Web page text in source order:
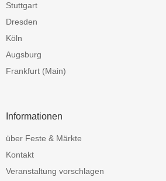
Stuttgart
Dresden
Köln
Augsburg
Frankfurt (Main)
Informationen
über Feste & Märkte
Kontakt
Veranstaltung vorschlagen